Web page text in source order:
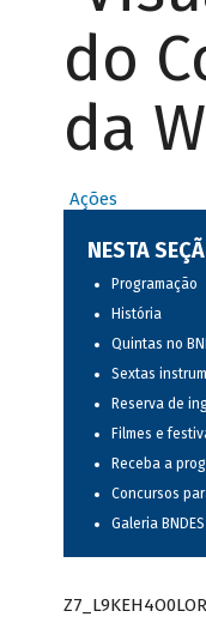
do
da
Ações
NESTA
Programação
História
Quintas no
Sextas
Reserva de
Filmes e
Receba a
Concursos
Galeria BNDES